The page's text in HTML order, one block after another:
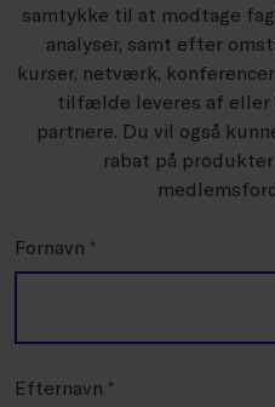
samtykke til at modtage
analyser, samt efter
kurser, netværk,
tilfælde leveres af eller
partnere. Du vil også
rabat på
Fornavn *
Efternavn *